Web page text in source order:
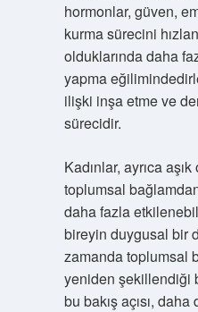
hormonlar, güven,
kurma sürecini
olduklarında daha
yapma
ilişki inşa etme ve
sürecidir.
Kadınlar, ayrıca
toplumsal
daha fazla
bireyin duygusal bir
zamanda toplumsal
yeniden şekillendiği
bu bakış açısı,